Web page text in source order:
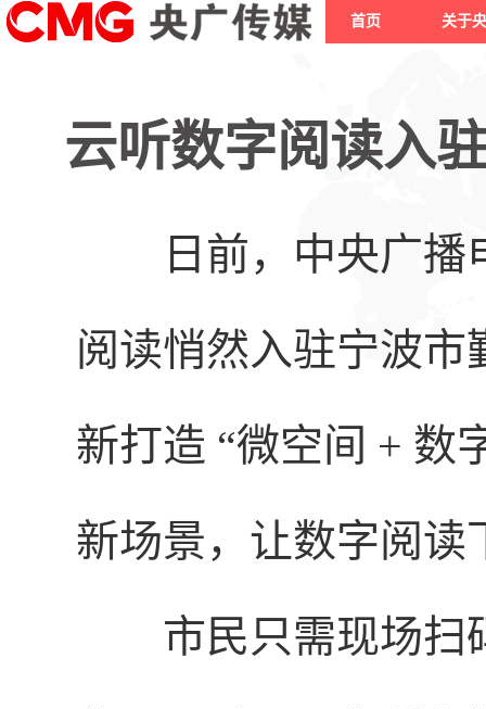
首页 关于
云听数字阅读入
日前，中央广
阅读悄然入驻宁波市
新打造 “微空间 + 数
新场景，让数字阅读
市民只需现场扫